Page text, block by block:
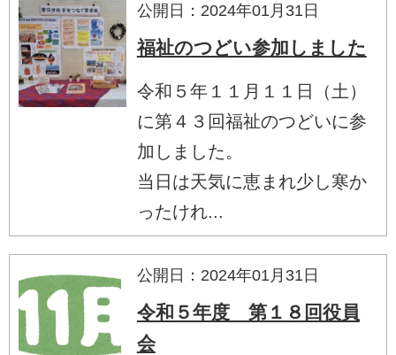
公開日：2024年01月31日
福祉のつどい参加しました
令和５年１１月１１日（土）
に第４３回福祉のつどいに参
加しました。
当日は天気に恵まれ少し寒か
ったけれ...
公開日：2024年01月31日
令和５年度 第１８回役員
会